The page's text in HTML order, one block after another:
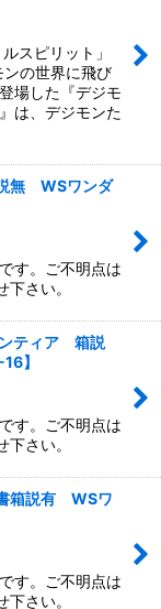
スピリット」
の世界に飛び
場した『デジモ
は、デジモンた
無 WSワンダ
す。ご不明点は
下さい。
ンティア 箱説
】
す。ご不明点は
下さい。
箱説有 WSワ
す。ご不明点は
下さい。